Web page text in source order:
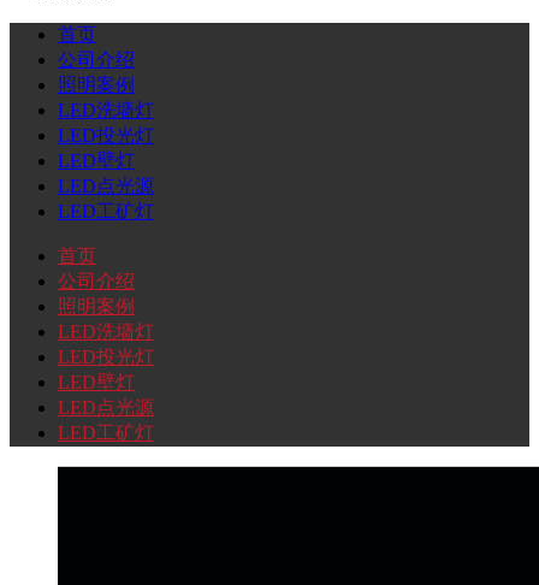
首页
公司介绍
照明案例
LED洗墙灯
LED投光灯
LED壁灯
LED点光源
LED工矿灯
首页
公司介绍
照明案例
LED洗墙灯
LED投光灯
LED壁灯
LED点光源
LED工矿灯